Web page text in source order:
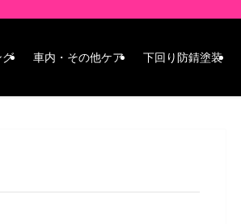
グ 車内・その他ケア 下回り防錆塗装